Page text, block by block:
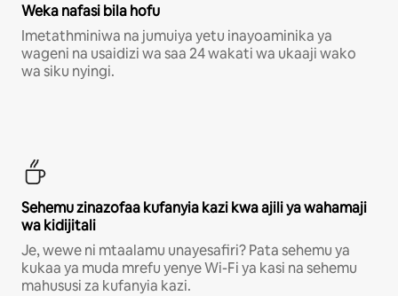
Weka nafasi bila hofu
Imetathminiwa na jumuiya yetu inayoaminika ya
wageni na usaidizi wa saa 24 wakati wa ukaaji wako
wa siku nyingi.
Sehemu zinazofaa kufanyia kazi kwa ajili ya wahamaji
wa kidijitali
Je, wewe ni mtaalamu unayesafiri? Pata sehemu ya
kukaa ya muda mrefu yenye Wi-Fi ya kasi na sehemu
mahususi za kufanyia kazi.